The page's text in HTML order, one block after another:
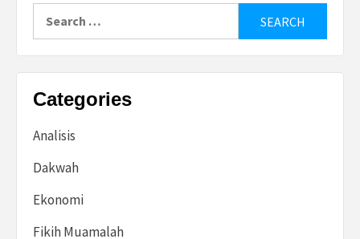
Categories
Analisis
Dakwah
Ekonomi
Fikih Muamalah